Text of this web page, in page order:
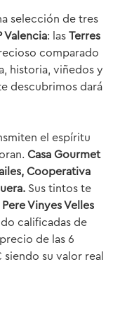
selección de tres
Valencia: las Terres
comparado
historia, viñedos y
descubrimos dará
el espíritu
Casa Gourmet
Cooperativa
Sus tintos te
Vinyes Velles
calificadas de
de las 6
su valor real